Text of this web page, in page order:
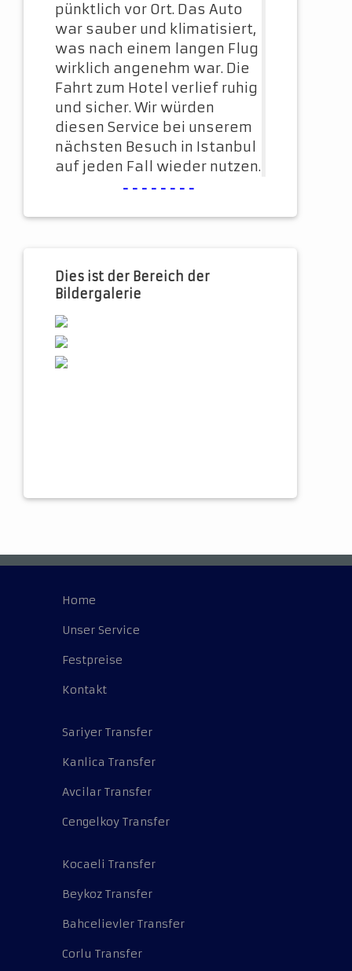
pünktlich vor Ort. Das Auto
war sauber und klimatisiert,
was nach einem langen Flug
wirklich angenehm war. Die
Fahrt zum Hotel verlief ruhig
und sicher. Wir würden
diesen Service bei unserem
nächsten Besuch in Istanbul
auf jeden Fall wieder nutzen.
--------
Dies ist der Bereich der
Bildergalerie
Home
Unser Service
Festpreise
Kontakt
Sariyer Transfer
Kanlica Transfer
Avcilar Transfer
Cengelkoy Transfer
Kocaeli Transfer
Beykoz Transfer
Bahcelievler Transfer
Corlu Transfer